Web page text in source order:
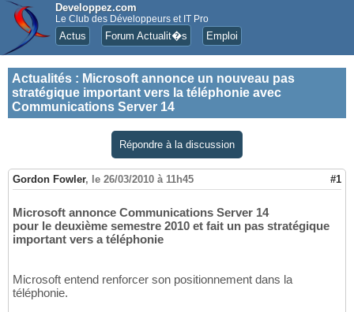
Developpez.com
Le Club des Développeurs et IT Pro
Actus Forum Actualit�s Emploi
Actualités : Microsoft annonce un nouveau pas
stratégique important vers la téléphonie avec
Communications Server 14
Répondre à la discussion
Gordon Fowler, le 26/03/2010 à 11h45 #1
Microsoft annonce Communications Server 14
pour le deuxième semestre 2010 et fait un pas stratégique
important vers a téléphonie
Microsoft entend renforcer son positionnement dans la
téléphonie.